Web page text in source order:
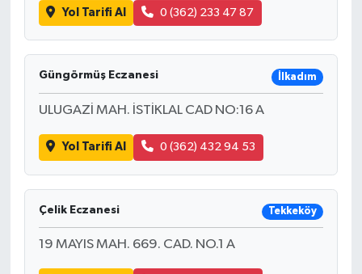
Yol Tarifi Al 0 (362) 233 47 87
Güngörmüş Eczanesi İlkadım
ULUGAZİ MAH. İSTİKLAL CAD NO:16 A
Yol Tarifi Al 0 (362) 432 94 53
Çelik Eczanesi Tekkeköy
19 MAYIS MAH. 669. CAD. NO.1 A